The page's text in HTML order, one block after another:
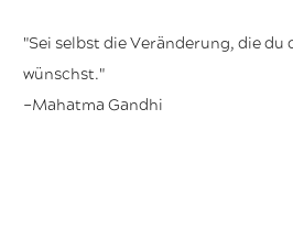
"Sei selbst die Veränderung, die du
wünschst."
–Mahatma Gandhi